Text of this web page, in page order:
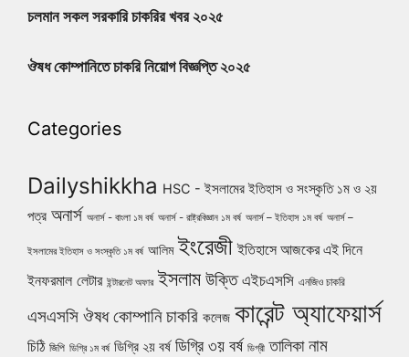
চলমান সকল সরকারি চাকরির খবর ২০২৫
ঔষধ কোম্পানিতে চাকরি নিয়োগ বিজ্ঞপ্তি ২০২৫
Categories
Dailyshikkha HSC - ইসলামের ইতিহাস ও সংস্কৃতি ১ম ও ২য়
পত্র অনার্স অনার্স - বাংলা ১ম বর্ষ অনার্স - রাষ্ট্রবিজ্ঞান ১ম বর্ষ অনার্স – ইতিহাস ১ম বর্ষ অনার্স –
ইসলামের ইতিহাস ও সংস্কৃতি ১ম বর্ষ আলিম ইংরেজী ইতিহাসে আজকের এই দিনে
ইনফরমাল লেটার ইন্টারনেট অফার ইসলাম উক্তি এইচএসসি এনজিও চাকরি
এসএসসি ঔষধ কোম্পানি চাকরি কলেজ কারেন্ট অ্যাফেয়ার্স
চিঠি জিপি ডিগ্রি ১ম বর্ষ ডিগ্রি ২য় বর্ষ ডিগ্রি ৩য় বর্ষ ডিগ্রী তালিকা নাম